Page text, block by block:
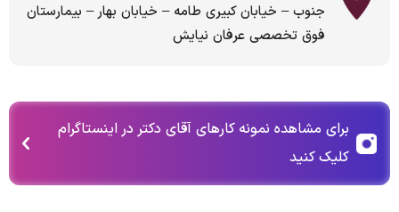
جنوب – خیابان کبیری طامه – خیابان بهار – بیمارستان
فوق تخصصی عرفان نیایش
برای مشاهده نمونه کارهای آقای دکتر در اینستاگرام
کلیک کنید